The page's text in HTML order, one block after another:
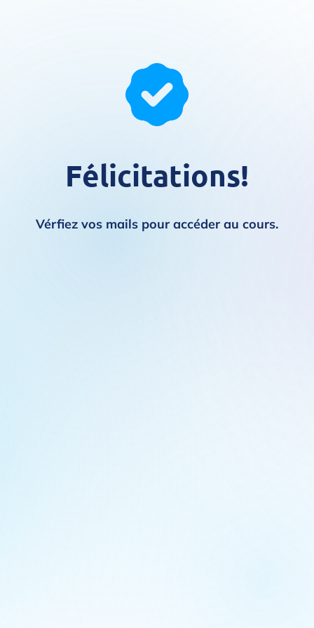
Félicitations!
Vérfiez vos mails pour accéder au cours.